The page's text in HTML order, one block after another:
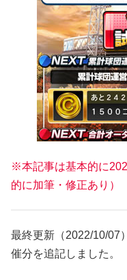
※本記事は基本的に
的に加筆・修正あり）
最終更新（2022/10/07
催分を追記しました。